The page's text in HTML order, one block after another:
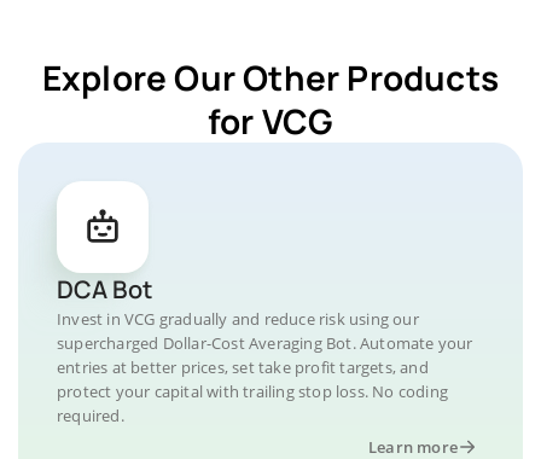
Explore Our Other Products
for VCG
DCA Bot
Invest in VCG gradually and reduce risk using our
supercharged Dollar-Cost Averaging Bot. Automate your
entries at better prices, set take profit targets, and
protect your capital with trailing stop loss. No coding
required.
Learn more